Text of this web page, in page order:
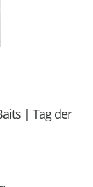
| Tag der